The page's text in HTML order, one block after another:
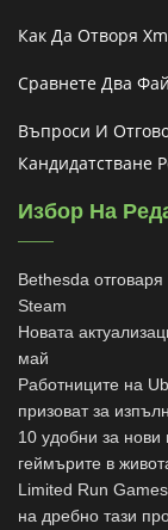
Как Да Отворя
Сравнете Два
Въпроси И
Кандидатстване
Избор На
Bethesda
Steam
Новата
май
Работниците на
призоват за
10 удобни за нови
геймърите в
Limited Run
на дребно тази